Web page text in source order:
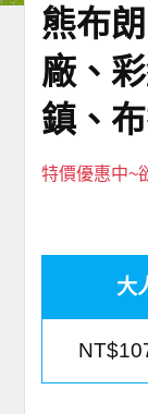
頂尖世界
二人成行
熊布
廠、
鎮、
特價優惠中~
大